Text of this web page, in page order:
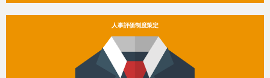
人事評価制度策定